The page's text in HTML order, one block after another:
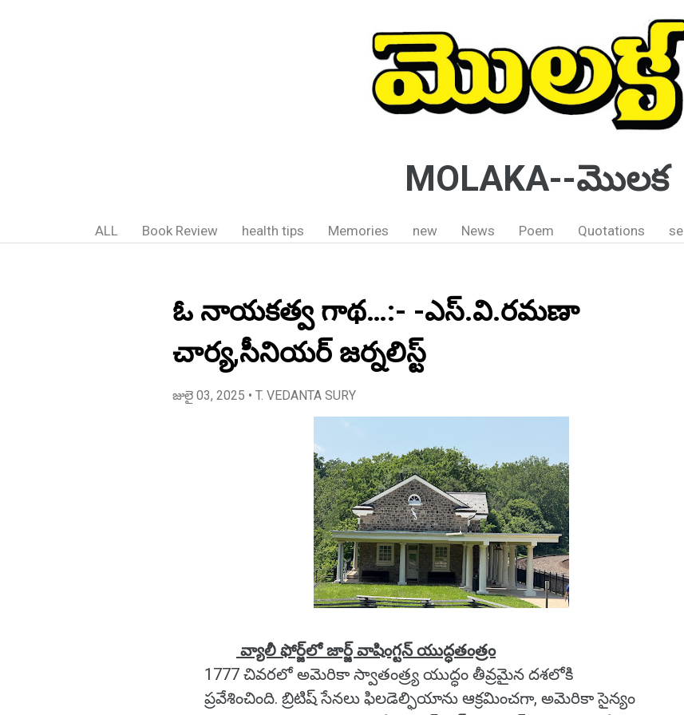
MOLAKA--మొలక
ALL Book Review health tips Memories new News Poem Quotations se
ఓ నాయకత్వ గాథ…:- -ఎస్.వి.రమణా
చార్య,సీనియర్ జర్నలిస్ట్
జులై 03, 2025 • T. VEDANTA SURY
వ్యాలీ ఫోర్జ్‌లో జార్జ్ వాషింగ్టన్ యుద్ధతంత్రం
1777 చివరలో అమెరికా స్వాతంత్ర్య యుద్ధం తీవ్రమైన దశలోకి
ప్రవేశించింది. బ్రిటిష్ సేనలు ఫిలడెల్ఫియాను ఆక్రమించగా, అమెరికా సైన్యం